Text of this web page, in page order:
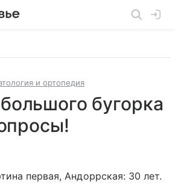
и ортопедия
бугорка
первая, Андоррская: 30 лет.